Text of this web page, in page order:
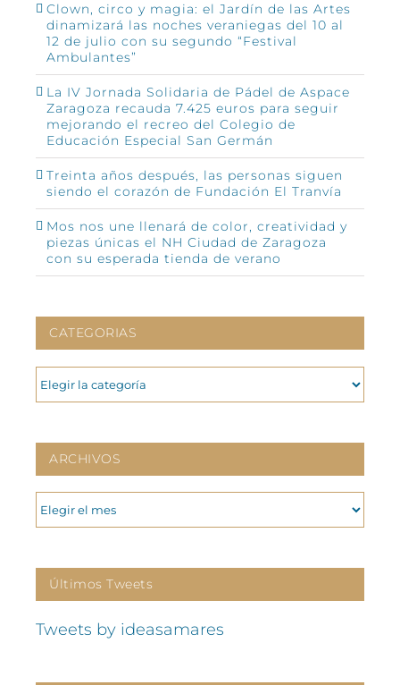
Clown, circo y magia: el Jardín de las Artes
dinamizará las noches veraniegas del 10 al
12 de julio con su segundo “Festival
Ambulantes”
La IV Jornada Solidaria de Pádel de Aspace
Zaragoza recauda 7.425 euros para seguir
mejorando el recreo del Colegio de
Educación Especial San Germán
Treinta años después, las personas siguen
siendo el corazón de Fundación El Tranvía
Mos nos une llenará de color, creatividad y
piezas únicas el NH Ciudad de Zaragoza
con su esperada tienda de verano
CATEGORIAS
CATEGORIAS
ARCHIVOS
ARCHIVOS
Últimos Tweets
Tweets by ideasamares